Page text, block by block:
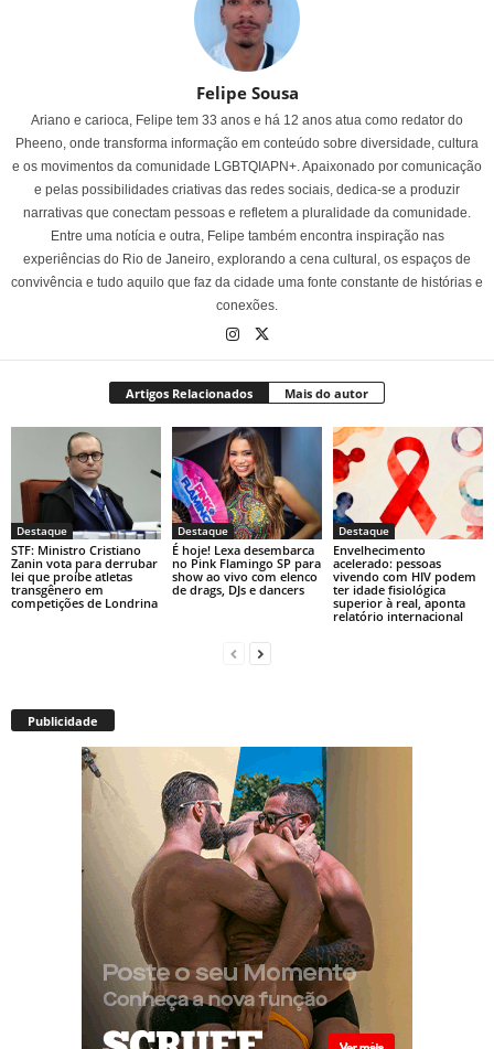
Felipe Sousa
Ariano e carioca, Felipe tem 33 anos e há 12 anos atua como redator do
Pheeno, onde transforma informação em conteúdo sobre diversidade, cultura
e os movimentos da comunidade LGBTQIAPN+. Apaixonado por comunicação
e pelas possibilidades criativas das redes sociais, dedica-se a produzir
narrativas que conectam pessoas e refletem a pluralidade da comunidade.
Entre uma notícia e outra, Felipe também encontra inspiração nas
experiências do Rio de Janeiro, explorando a cena cultural, os espaços de
convivência e tudo aquilo que faz da cidade uma fonte constante de histórias e
conexões.
Artigos Relacionados Mais do autor
Destaque
STF: Ministro Cristiano
Zanin vota para derrubar
lei que proíbe atletas
transgênero em
competições de Londrina
Destaque
É hoje! Lexa desembarca
no Pink Flamingo SP para
show ao vivo com elenco
de drags, DJs e dancers
Destaque
Envelhecimento
acelerado: pessoas
vivendo com HIV podem
ter idade fisiológica
superior à real, aponta
relatório internacional
Publicidade